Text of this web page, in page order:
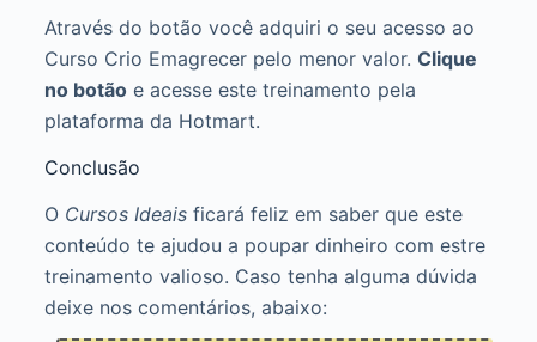
Através do botão você adquiri o seu acesso ao
Curso Crio Emagrecer pelo menor valor. Clique
no botãoe acesse este treinamento pela
plataforma da Hotmart.
Conclusão
O Cursos Ideaisficará feliz em saber que este
conteúdo te ajudou a poupar dinheiro com estre
treinamento valioso. Caso tenha alguma dúvida
deixe nos comentários, abaixo: